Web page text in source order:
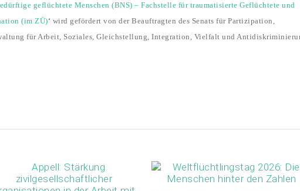
geflüchtete Menschen (BNS) – Fachstelle für traumatisierte Geflüchtete und
(im ZÜ)‘ wird gefördert von der Beauftragten des Senats für Partizipation,
für Arbeit, Soziales, Gleichstellung, Integration, Vielfalt und